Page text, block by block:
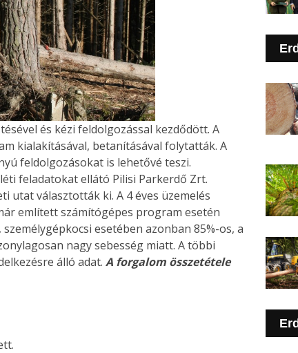
és kézi feldolgozással kezdődött. A
kialakításával, betanításával folytatták. A
feldolgozásokat is lehetővé teszi.
feladatokat ellátó Pilisi Parkerdő Zrt.
utat választották ki. A 4 éves üzemelés
említett számítógépes program esetén
esetében azonban 85%-os, a
nagy sebesség miatt. A többi
álló adat. A forgalom összetétele